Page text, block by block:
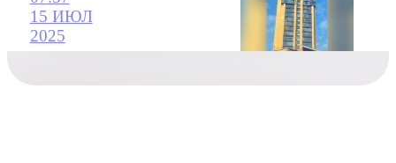
15 ИЮЛ
2025